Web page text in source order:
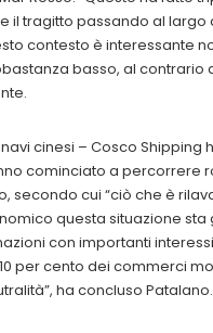
tragitto passando al largo
contesto è interessante
basso, al
cinesi – Cosco Shipping
cominciato a percorrere
secondo cui “ciò che è
questa situazione sta
con importanti
per cento dei commerci
ha concluso Patalano.